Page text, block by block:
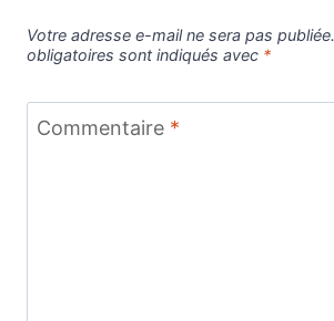
Votre adresse e-mail ne sera pas publiée.
obligatoires sont indiqués avec *
Commentaire *